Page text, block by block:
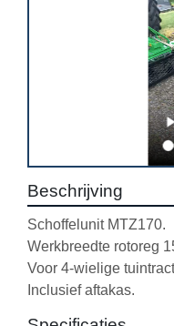
Beschrijving
Schoffelunit MTZ170.
Werkbreedte rotoreg
Voor 4-wielige
Inclusief aftakas.